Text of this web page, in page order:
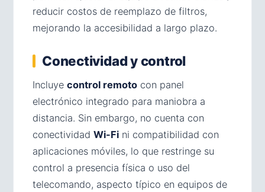
reducir costos de reemplazo de filtros,
mejorando la accesibilidad a largo plazo.
Conectividad y control
Incluye control remoto con panel
electrónico integrado para maniobra a
distancia. Sin embargo, no cuenta con
conectividad Wi-Fi ni compatibilidad con
aplicaciones móviles, lo que restringe su
control a presencia física o uso del
telecomando, aspecto típico en equipos de